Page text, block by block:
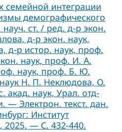
семейной интеграции
демографического
науч. ст. / ред. д-р экон.
д-р экон. наук,
д-р истор. наук, проф.
наук, проф. И. А.
наук, проф. Б. Ю.
Н. П. Неклюдова, О.
наук, Урал. отд-
— Электрон. текст. дан.
Институт
— С. 432-440.